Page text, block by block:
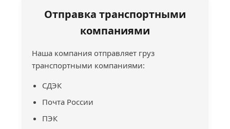
Отправка транспортными
компаниями
Наша компания отправляет груз
транспортными компаниями:
СДЭК
Почта России
ПЭК